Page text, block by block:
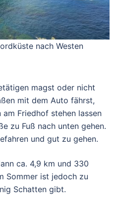
nach Westen
magst oder nicht
mit dem Auto fährst,
Friedhof stehen lassen
zu Fuß nach unten gehen.
und gut zu gehen.
ca. 4,9 km und 330
Sommer ist jedoch zu
Schatten gibt.